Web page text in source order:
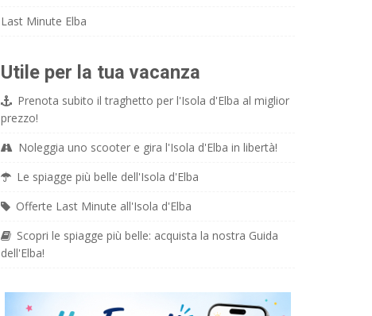
Last Minute Elba
Utile per la tua vacanza
Prenota subito il traghetto per l'Isola d'Elba al miglior
prezzo!
Noleggia uno scooter e gira l'Isola d'Elba in libertà!
Le spiagge più belle dell'Isola d'Elba
Offerte Last Minute all'Isola d'Elba
Scopri le spiagge più belle: acquista la nostra Guida
dell'Elba!